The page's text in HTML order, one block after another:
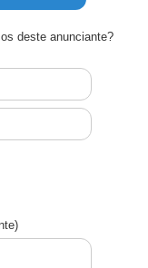
deste anunciante?